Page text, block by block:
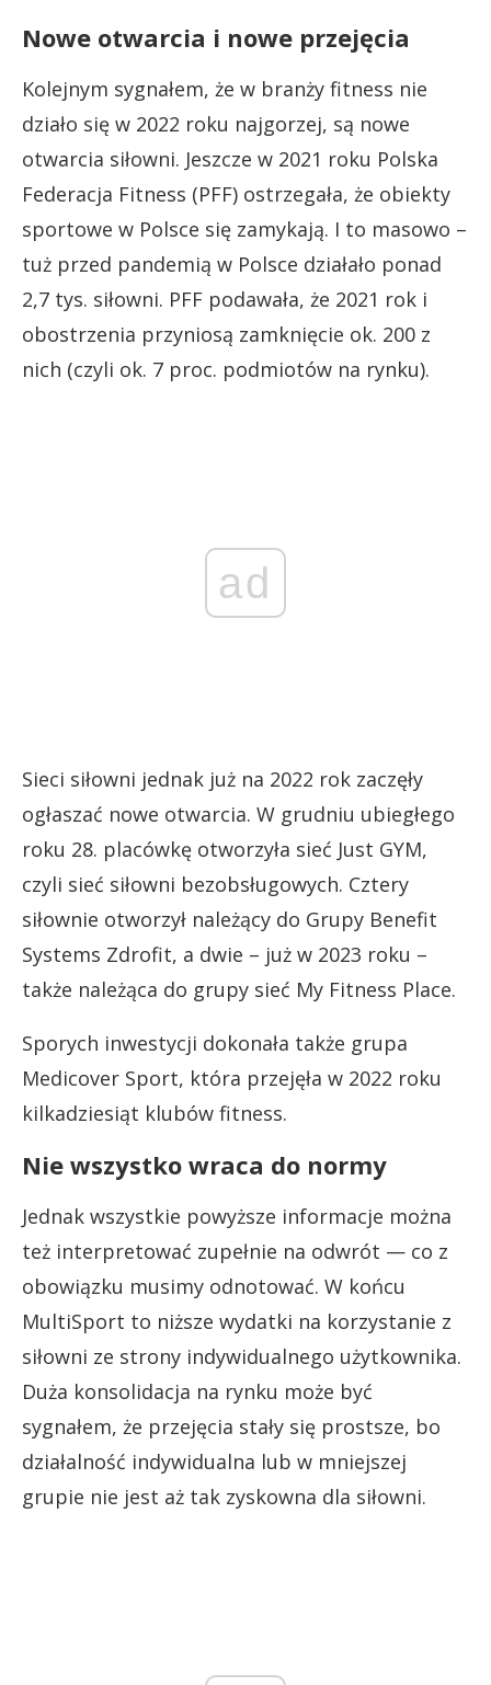
Nowe otwarcia i nowe przejęcia
Kolejnym sygnałem, że w branży fitness nie
działo się w 2022 roku najgorzej, są nowe
otwarcia siłowni. Jeszcze w 2021 roku Polska
Federacja Fitness (PFF) ostrzegała, że obiekty
sportowe w Polsce się zamykają. I to masowo –
tuż przed pandemią w Polsce działało ponad
2,7 tys. siłowni. PFF podawała, że 2021 rok i
obostrzenia przyniosą zamknięcie ok. 200 z
nich (czyli ok. 7 proc. podmiotów na rynku).
ad
Sieci siłowni jednak już na 2022 rok zaczęły
ogłaszać nowe otwarcia. W grudniu ubiegłego
roku 28. placówkę otworzyła sieć Just GYM,
czyli sieć siłowni bezobsługowych. Cztery
siłownie otworzył należący do Grupy Benefit
Systems Zdrofit, a dwie – już w 2023 roku –
także należąca do grupy sieć My Fitness Place.
Sporych inwestycji dokonała także grupa
Medicover Sport, która przejęła w 2022 roku
kilkadziesiąt klubów fitness.
Nie wszystko wraca do normy
Jednak wszystkie powyższe informacje można
też interpretować zupełnie na odwrót — co z
obowiązku musimy odnotować. W końcu
MultiSport to niższe wydatki na korzystanie z
siłowni ze strony indywidualnego użytkownika.
Duża konsolidacja na rynku może być
sygnałem, że przejęcia stały się prostsze, bo
działalność indywidualna lub w mniejszej
grupie nie jest aż tak zyskowna dla siłowni.